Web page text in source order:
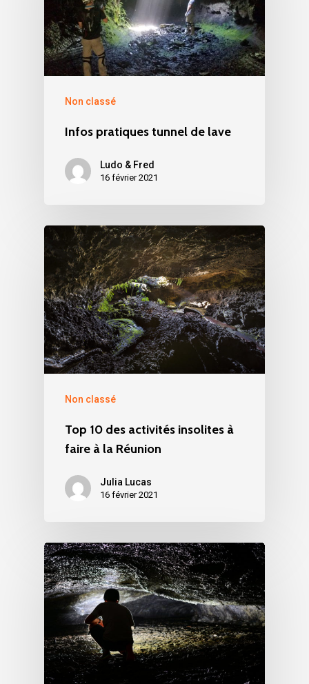
Non classé
Infos pratiques tunnel de lave
Ludo & Fred
16 février 2021
Non classé
Top 10 des activités insolites à
faire à la Réunion
Julia Lucas
16 février 2021